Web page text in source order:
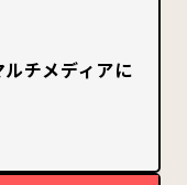
チメディアに